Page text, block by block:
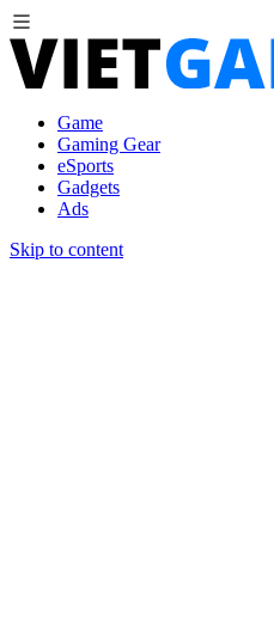
Game
Gaming Gear
eSports
Gadgets
Ads
Skip to content